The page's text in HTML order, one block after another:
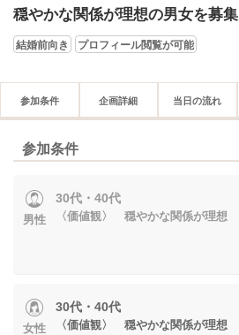
穏やかな関係が理想の男女を募集
結婚前向き プロフィール閲覧が可能
参加条件 企画詳細 当日の流れ
参加条件
男性
30代・40代
〈価値観〉 穏やかな関係が理想
女性
30代・40代
〈価値観〉 穏やかな関係が理想